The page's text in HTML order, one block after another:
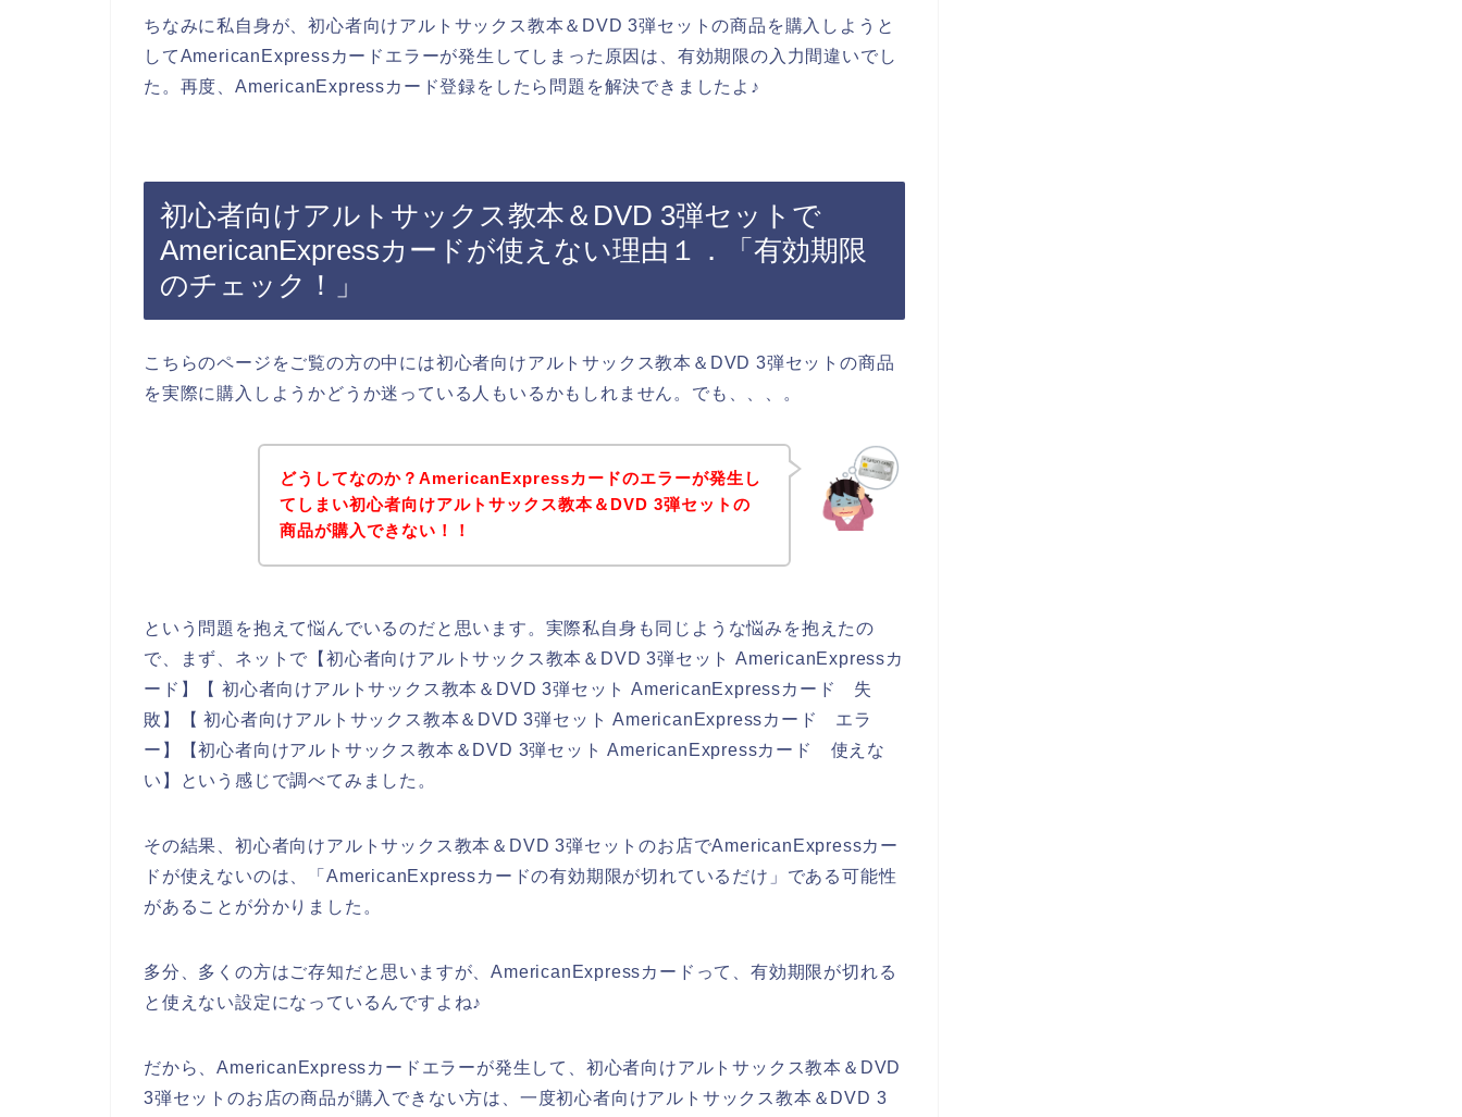
ちなみに私自身が、初心者向けアルトサックス教本＆DVD 3弾セットの商品を購入しようと
してAmericanExpressカードエラーが発生してしまった原因は、有効期限の入力間違いでし
た。再度、AmericanExpressカード登録をしたら問題を解決できましたよ♪
初心者向けアルトサックス教本＆DVD 3弾セットで
AmericanExpressカードが使えない理由１．「有効期限
のチェック！」
こちらのページをご覧の方の中には初心者向けアルトサックス教本＆DVD 3弾セットの商品
を実際に購入しようかどうか迷っている人もいるかもしれません。でも、、、。
どうしてなのか？AmericanExpressカードのエラーが発生し
てしまい初心者向けアルトサックス教本＆DVD 3弾セットの
商品が購入できない！！
という問題を抱えて悩んでいるのだと思います。実際私自身も同じような悩みを抱えたの
で、まず、ネットで【初心者向けアルトサックス教本＆DVD 3弾セット AmericanExpressカ
ード】【 初心者向けアルトサックス教本＆DVD 3弾セット AmericanExpressカード 失
敗】【 初心者向けアルトサックス教本＆DVD 3弾セット AmericanExpressカード エラ
ー】【初心者向けアルトサックス教本＆DVD 3弾セット AmericanExpressカード 使えな
い】という感じで調べてみました。
その結果、初心者向けアルトサックス教本＆DVD 3弾セットのお店でAmericanExpressカー
ドが使えないのは、「AmericanExpressカードの有効期限が切れているだけ」である可能性
があることが分かりました。
多分、多くの方はご存知だと思いますが、AmericanExpressカードって、有効期限が切れる
と使えない設定になっているんですよね♪
だから、AmericanExpressカードエラーが発生して、初心者向けアルトサックス教本＆DVD
3弾セットのお店の商品が購入できない方は、一度初心者向けアルトサックス教本＆DVD 3